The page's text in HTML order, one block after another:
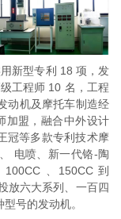
新型专利 18 项，发
工程师 10 名，工程
动机及摩托车制造经
加盟，融合中外设计
冠等多款专利技术摩
电喷、新一代铬-陶
、150CC 到
放六大系列、一百四
号的发动机。